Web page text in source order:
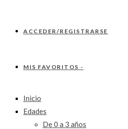
ACCEDER/REGISTRARSE
MIS FAVORITOS -
Inicio
Edades
De 0 a 3 años